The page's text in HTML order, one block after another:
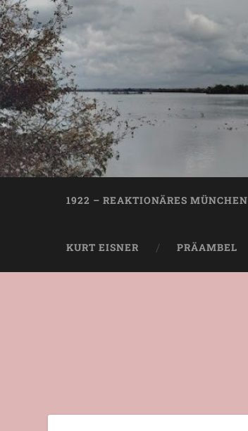
1922 – REAKTIONÄRES MÜNCHEN
KURT EISNER PRÄAMBEL